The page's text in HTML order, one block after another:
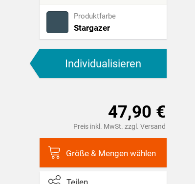
Produktfarbe
Stargazer
Individualisieren
47,90 €
Preis inkl. MwSt. zzgl. Versand
Größe & Mengen wählen